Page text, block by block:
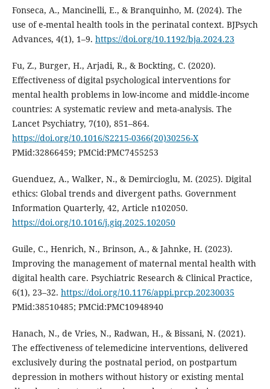
Fonseca, A., Mancinelli, E., & Branquinho, M. (2024). The
use of e-mental health tools in the perinatal context. BJPsych
Advances, 4(1), 1–9. https://doi.org/10.1192/bja.2024.23
Fu, Z., Burger, H., Arjadi, R., & Bockting, C. (2020).
Effectiveness of digital psychological interventions for
mental health problems in low-income and middle-income
countries: A systematic review and meta-analysis. The
Lancet Psychiatry, 7(10), 851–864.
https://doi.org/10.1016/S2215-0366(20)30256-X
PMid:32866459; PMCid:PMC7455253
Guenduez, A., Walker, N., & Demircioglu, M. (2025). Digital
ethics: Global trends and divergent paths. Government
Information Quarterly, 42, Article n102050.
https://doi.org/10.1016/j.giq.2025.102050
Guile, C., Henrich, N., Brinson, A., & Jahnke, H. (2023).
Improving the management of maternal mental health with
digital health care. Psychiatric Research & Clinical Practice,
6(1), 23–32. https://doi.org/10.1176/appi.prcp.20230035
PMid:38510485; PMCid:PMC10948940
Hanach, N., de Vries, N., Radwan, H., & Bissani, N. (2021).
The effectiveness of telemedicine interventions, delivered
exclusively during the postnatal period, on postpartum
depression in mothers without history or existing mental